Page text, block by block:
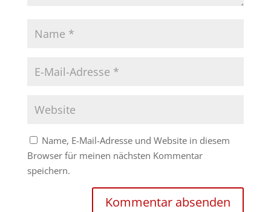
Name, E-Mail-Adresse und Website in diesem
Browser für meinen nächsten Kommentar
speichern.